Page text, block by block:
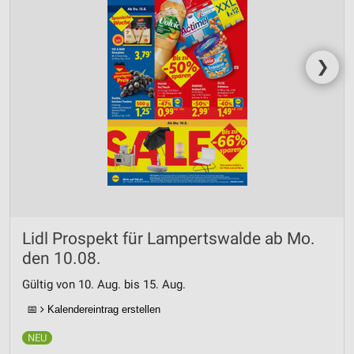
❯
Lidl Prospekt für Lampertswalde ab Mo.
den 10.08.
Gültig von 10. Aug. bis 15. Aug.
📅 Kalendereintrag erstellen